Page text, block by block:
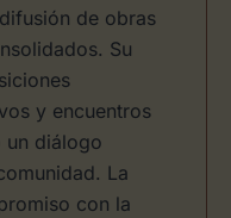
de obras
Su
y encuentros
un diálogo
La
con la